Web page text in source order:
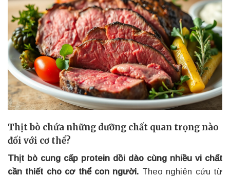
Thịt bò chứa những dưỡng chất quan trọng nào
đối với cơ thể?
Thịt bò cung cấp protein dồi dào cùng nhiều vi chất
cần thiết cho cơ thể con người. Theo nghiên cứu từ